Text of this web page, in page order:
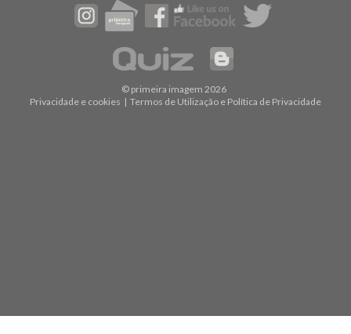
© primeira imagem 2026
Privacidade e cookies | Termos de Utilização e Política de Privacidade